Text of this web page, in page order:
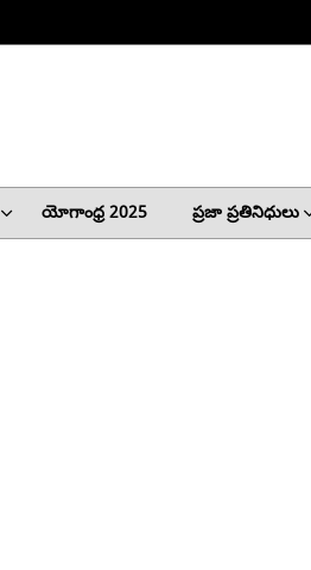
యోగాంధ్ర 2025 ప్రజా ప్రతినిధులు